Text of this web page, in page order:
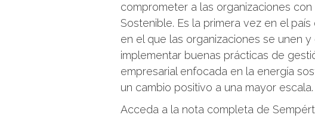
comprometer a las organizaciones con
Sostenible. Es la primera vez en el
en el que las organizaciones se unen
implementar buenas prácticas de
empresarial enfocada en la energía
un cambio positivo a una mayor escala.
Acceda a la nota completa de